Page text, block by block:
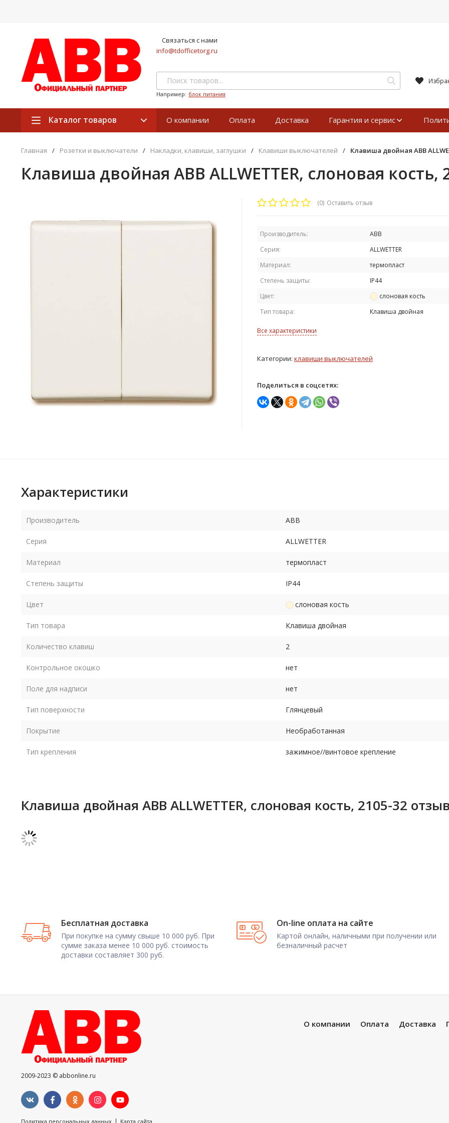
Связаться с нами
info@tdofficetorg.ru
Например: блок питания
Каталог товаров О компании Оплата Доставка Гарантия и сервис
Главная / Розетки и выключатели / Накладки, клавиши, заглушки / Клавиши выключателей / Клавиша двойная ABB
Клавиша двойная ABB ALLWETTER, слоновая кость,
(0) Оставить отзыв
Производитель:
ABB
Серия:
ALLWETTER
Материал:
термопласт
Степень защиты:
IP44
Цвет:
слоновая кость
Тип товара:
Клавиша двойная
Все характеристики
Категории: клавиши выключателей
Поделиться в соцсетях:
Характеристики
Производитель ABB
Серия ALLWETTER
Материал термопласт
Степень защиты IP44
Цвет слоновая кость
Тип товара Клавиша двойная
Количество клавиш 2
Контрольное окошко нет
Поле для надписи нет
Тип поверхности Глянцевый
Покрытие Необработанная
Тип крепления зажимное//винтовое крепление
Клавиша двойная ABB ALLWETTER, слоновая кость, 2105-32
Бесплатная доставка
При покупке на сумму свыше 10 000 руб. При
сумме заказа менее 10 000 руб. стоимость
доставки составляет 300 руб.
On-line оплата на сайте
Картой онлайн, наличными при получении или
безналичный расчет
2009-2023 © abbonline.ru
Политика персональных данных Карта сайта
О компании Оплата Доставка